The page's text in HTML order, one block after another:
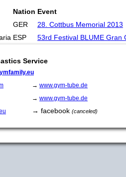
Nation Event
GER
28. Cottbus Memorial 2013
ESP 53rd Festival BLUME Gran
Service
→ www.gym-tube.de
→ www.gym-tube.de
→ facebook (canceled)